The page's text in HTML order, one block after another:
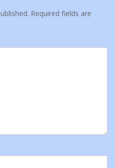
Required fields are